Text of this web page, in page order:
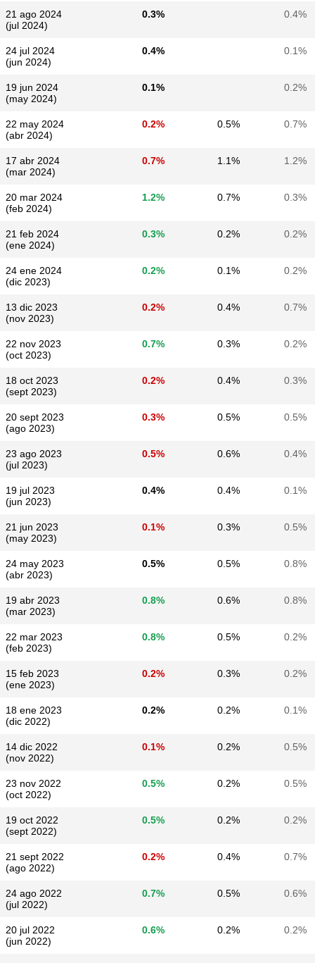
21 ago 2024
(jul 2024)
0.3% 0.4%
24 jul 2024
(jun 2024)
0.4% 0.1%
19 jun 2024
(may 2024)
0.1% 0.2%
22 may 2024
(abr 2024)
0.2% 0.5% 0.7%
17 abr 2024
(mar 2024)
0.7% 1.1% 1.2%
20 mar 2024
(feb 2024)
1.2% 0.7% 0.3%
21 feb 2024
(ene 2024)
0.3% 0.2% 0.2%
24 ene 2024
(dic 2023)
0.2% 0.1% 0.2%
13 dic 2023
(nov 2023)
0.2% 0.4% 0.7%
22 nov 2023
(oct 2023)
0.7% 0.3% 0.2%
18 oct 2023
(sept 2023)
0.2% 0.4% 0.3%
20 sept 2023
(ago 2023)
0.3% 0.5% 0.5%
23 ago 2023
(jul 2023)
0.5% 0.6% 0.4%
19 jul 2023
(jun 2023)
0.4% 0.4% 0.1%
21 jun 2023
(may 2023)
0.1% 0.3% 0.5%
24 may 2023
(abr 2023)
0.5% 0.5% 0.8%
19 abr 2023
(mar 2023)
0.8% 0.6% 0.8%
22 mar 2023
(feb 2023)
0.8% 0.5% 0.2%
15 feb 2023
(ene 2023)
0.2% 0.3% 0.2%
18 ene 2023
(dic 2022)
0.2% 0.2% 0.1%
14 dic 2022
(nov 2022)
0.1% 0.2% 0.5%
23 nov 2022
(oct 2022)
0.5% 0.2% 0.5%
19 oct 2022
(sept 2022)
0.5% 0.2% 0.2%
21 sept 2022
(ago 2022)
0.2% 0.4% 0.7%
24 ago 2022
(jul 2022)
0.7% 0.5% 0.6%
20 jul 2022
(jun 2022)
0.6% 0.2% 0.2%